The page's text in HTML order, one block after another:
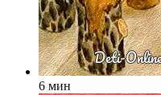
6 мин